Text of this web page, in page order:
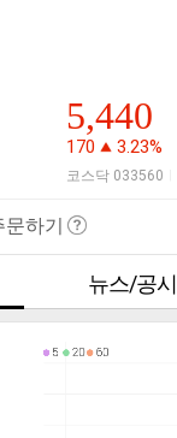
5,440
170 3.23%
코스닥 033560
하기
뉴스/공시